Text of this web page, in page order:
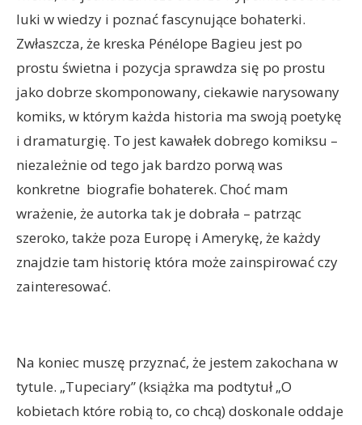
luki w wiedzy i poznać fascynujące bohaterki.
Zwłaszcza, że kreska Pénélope Bagieu jest po
prostu świetna i pozycja sprawdza się po prostu
jako dobrze skomponowany, ciekawie narysowany
komiks, w którym każda historia ma swoją poetykę
i dramaturgię. To jest kawałek dobrego komiksu –
niezależnie od tego jak bardzo porwą was
konkretne biografie bohaterek. Choć mam
wrażenie, że autorka tak je dobrała – patrząc
szeroko, także poza Europę i Amerykę, że każdy
znajdzie tam historię która może zainspirować czy
zainteresować.
Na koniec muszę przyznać, że jestem zakochana w
tytule. „Tupeciary” (książka ma podtytuł „O
kobietach które robią to, co chcą) doskonale oddaje